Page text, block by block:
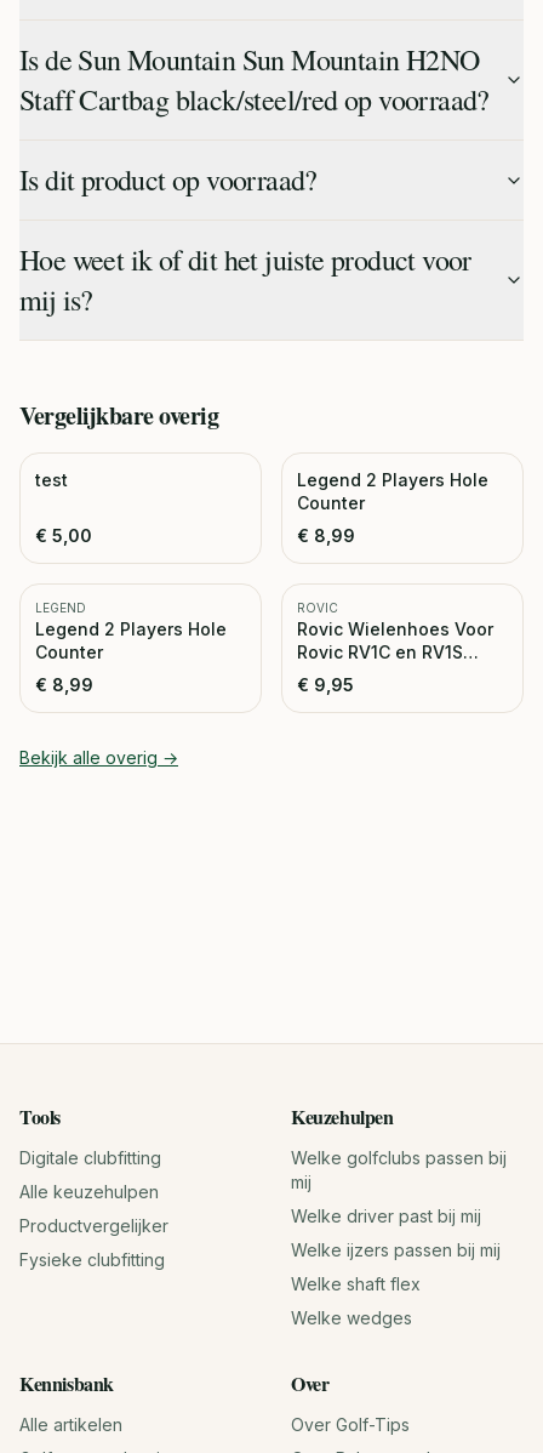
Is de Sun Mountain Sun Mountain H2NO
Staff Cartbag black/steel/red op voorraad?
Is dit product op voorraad?
Hoe weet ik of dit het juiste product voor
mij is?
Vergelijkbareoverig
test
€ 5,00
Legend 2 Players Hole
Counter
€ 8,99
LEGEND
Legend 2 Players Hole
Counter
€ 8,99
ROVIC
Rovic Wielenhoes Voor
Rovic RV1C en RV1S
Trolley
€ 9,95
Bekijk alle overig →
Tools
Digitale clubfitting
Alle keuzehulpen
Productvergelijker
Fysieke clubfitting
Keuzehulpen
Welke golfclubs passen bij
mij
Welke driver past bij mij
Welke ijzers passen bij mij
Welke shaft flex
Welke wedges
Kennisbank
Alle artikelen
Over
Over Golf-Tips